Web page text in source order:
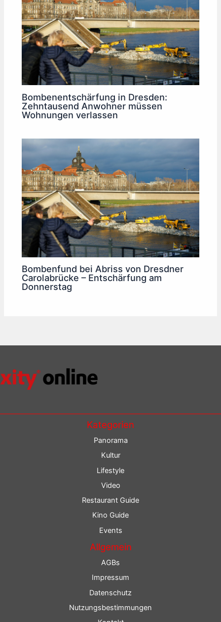
Bombenentschärfung in Dresden:
Zehntausend Anwohner müssen
Wohnungen verlassen
Bombenfund bei Abriss von Dresdner
Carolabrücke – Entschärfung am
Donnerstag
Kategorien
Panorama
Kultur
Lifestyle
Video
Restaurant Guide
Kino Guide
Events
Allgemein
AGBs
Impressum
Datenschutz
Nutzungsbestimmungen